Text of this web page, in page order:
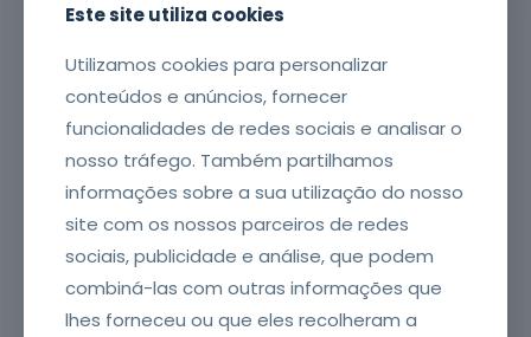
Endereço de email*
A sua mensagem*
Este site utiliza cookies
Utilizamos cookies para personalizar
conteúdos e anúncios, fornecer
funcionalidades de redes sociais e analisar o
nosso tráfego. Também partilhamos
informações sobre a sua utilização do nosso
site com os nossos parceiros de redes
sociais, publicidade e análise, que podem
combiná-las com outras informações que
lhes forneceu ou que eles recolheram a